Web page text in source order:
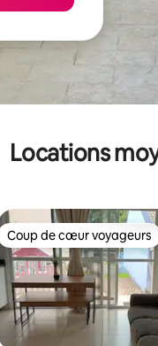
Locations
Coup de cœur voyageurs
Coup de cœur voyageurs